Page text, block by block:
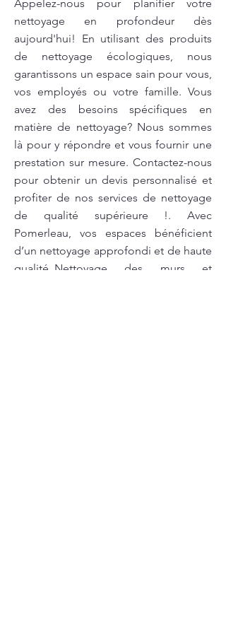
Appelez-nous pour planifier votre
nettoyage en profondeur dès
aujourd'hui! En utilisant des produits
de nettoyage écologiques, nous
garantissons un espace sain pour vous,
vos employés ou votre famille. Vous
avez des besoins spécifiques en
matière de nettoyage? Nous sommes
là pour y répondre et vous fournir une
prestation sur mesure. Contactez-nous
pour obtenir un devis personnalisé et
profiter de nos services de nettoyage
de qualité supérieure !. Avec
Pomerleau, vos espaces bénéficient
d’un nettoyage approfondi et de haute
qualité..Nettoyage des murs et